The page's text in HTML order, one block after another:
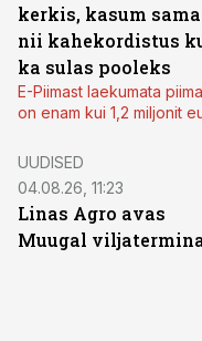
kerkis, kasum
nii kahekordistus
ka sulas pooleks
E-Piimast laekumata
on enam kui 1,2 miljonit
UUDISED
04.08.26, 11:23
Linas Agro avas
Muugal